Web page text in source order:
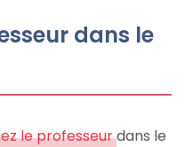
dans le
le professeurdans le